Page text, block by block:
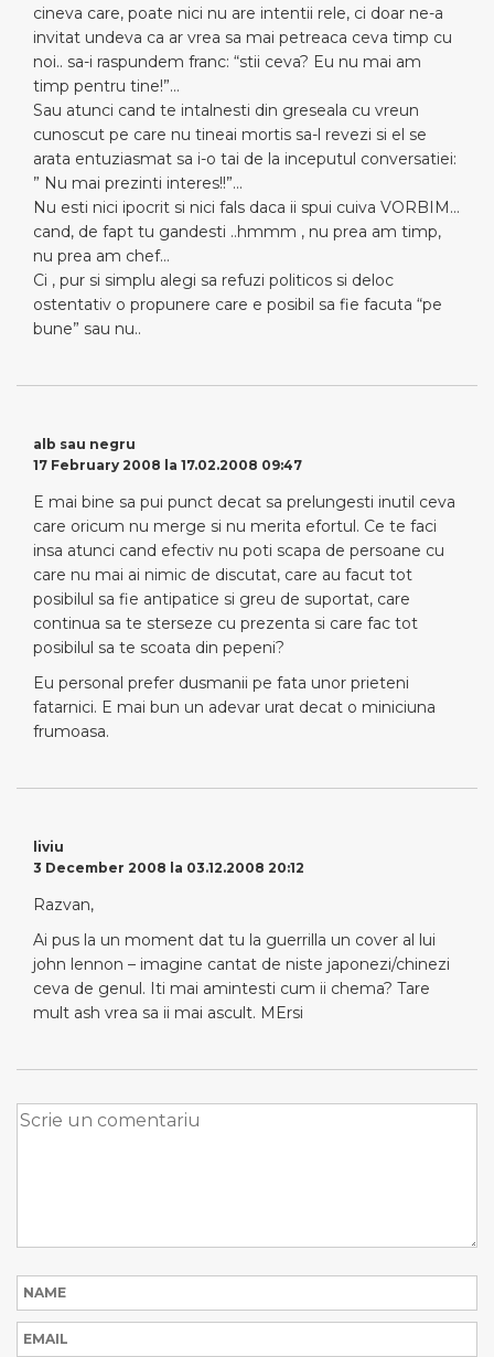
cineva care, poate nici nu are intentii rele, ci doar ne-a
invitat undeva ca ar vrea sa mai petreaca ceva timp cu
noi.. sa-i raspundem franc: “stii ceva? Eu nu mai am
timp pentru tine!”…
Sau atunci cand te intalnesti din greseala cu vreun
cunoscut pe care nu tineai mortis sa-l revezi si el se
arata entuziasmat sa i-o tai de la inceputul conversatiei:
” Nu mai prezinti interes!!”…
Nu esti nici ipocrit si nici fals daca ii spui cuiva VORBIM…
cand, de fapt tu gandesti ..hmmm , nu prea am timp,
nu prea am chef…
Ci , pur si simplu alegi sa refuzi politicos si deloc
ostentativ o propunere care e posibil sa fie facuta “pe
bune” sau nu..
alb sau negru
17 February 2008 la 17.02.2008 09:47
E mai bine sa pui punct decat sa prelungesti inutil ceva
care oricum nu merge si nu merita efortul. Ce te faci
insa atunci cand efectiv nu poti scapa de persoane cu
care nu mai ai nimic de discutat, care au facut tot
posibilul sa fie antipatice si greu de suportat, care
continua sa te sterseze cu prezenta si care fac tot
posibilul sa te scoata din pepeni?
Eu personal prefer dusmanii pe fata unor prieteni
fatarnici. E mai bun un adevar urat decat o miniciuna
frumoasa.
liviu
3 December 2008 la 03.12.2008 20:12
Razvan,
Ai pus la un moment dat tu la guerrilla un cover al lui
john lennon – imagine cantat de niste japonezi/chinezi
ceva de genul. Iti mai amintesti cum ii chema? Tare
mult ash vrea sa ii mai ascult. MErsi